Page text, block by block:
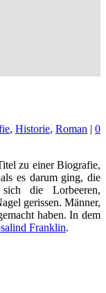
, Historie, Roman | 0
zu einer Biografie,
es darum ging, die
die Lorbeeren,
gerissen. Männer,
haben. In dem
Franklin.